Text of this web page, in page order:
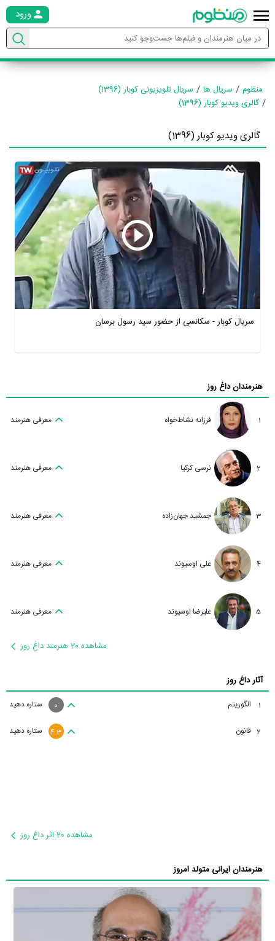
ورود
منظوم سریال ها
سریال تلویزیونی کوبار (1396)
گالری ویدیو کوبار (1396)
گالری ویدیو کوبار (1396)
سریال کوبار - سکانسی از حضور سید رسول برسان
هنرمندان داغ روز
1 فرزانه نشاط‌خواه معرفی هنرمند
2 نرسی کرکیا معرفی هنرمند
3 جمشید جهان‌زاده معرفی هنرمند
4 علی اوسیوند معرفی هنرمند
5 علیرضا اوسیوند معرفی هنرمند
مشاهده 20 هنرمند داغ روز
آثار داغ روز
1 الگوریتم ستاره دهید 0
2 قانون ستاره دهید 4.3
مشاهده 20 اثر داغ روز
هنرمندان ایرانی متولد امروز